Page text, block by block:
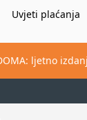
Uvjeti plaćanja
ljetno